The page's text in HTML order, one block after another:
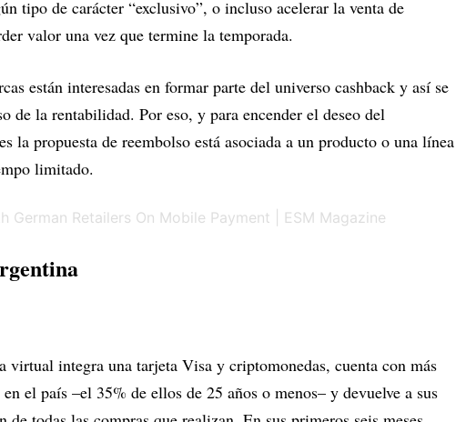
tipo de carácter “exclusivo”, o incluso acelerar la venta de
valor una vez que termine la temporada.
están interesadas en formar parte del universo cashback y así se
de la rentabilidad. Por eso, y para encender el deseo del
la propuesta de reembolso está asociada a un producto o una línea
limitado.
virtual integra una tarjeta Visa y criptomonedas, cuenta con más
el país –el 35% de ellos de 25 años o menos– y devuelve a sus